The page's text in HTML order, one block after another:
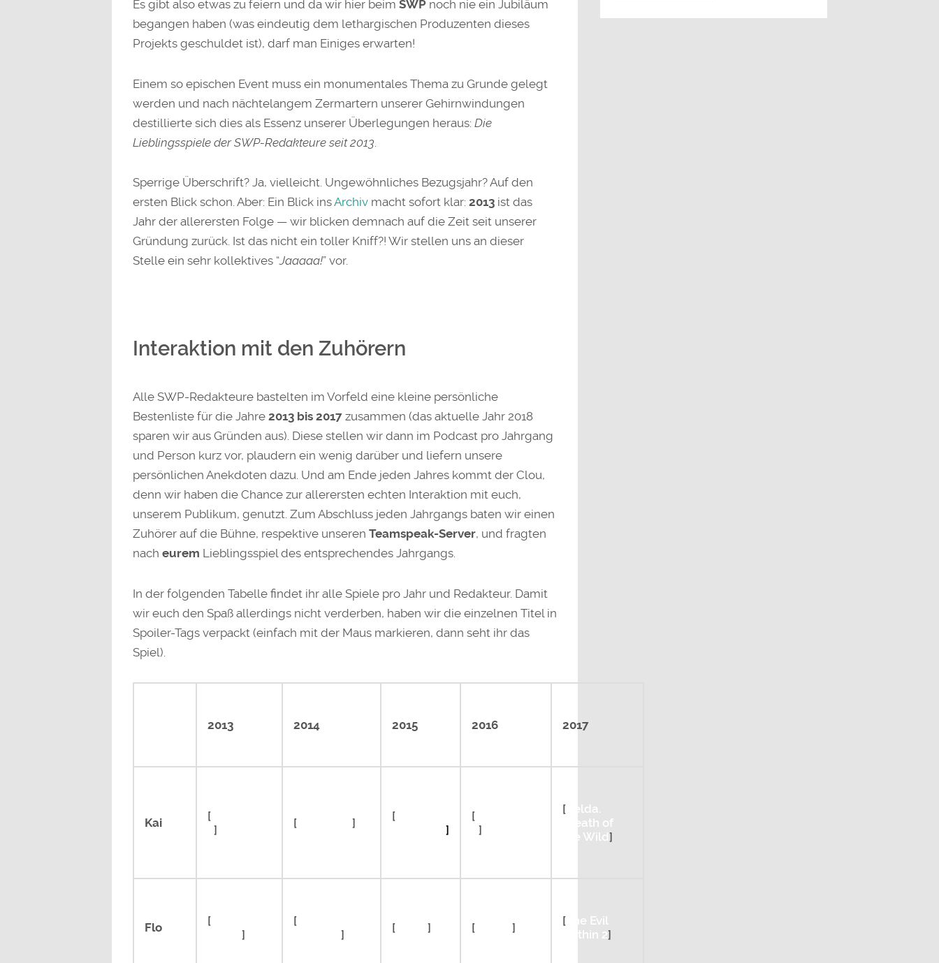
Es gibt also etwas zu feiern und da wir hier beim SWPnoch nie ein Jubiläum
begangen haben (was eindeutig dem lethargischen Produzenten dieses
Projekts geschuldet ist), darf man Einiges erwarten!
Einem so epischen Event muss ein monumentales Thema zu Grunde gelegt
werden und nach nächtelangem Zermartern unserer Gehirnwindungen
destillierte sich dies als Essenz unserer Überlegungen heraus: Die
Lieblingsspiele der SWP-Redakteure seit 2013
Sperrige Überschrift? Ja, vielleicht. Ungewöhnliches Bezugsjahr? Auf den
ersten Blick schon. Aber: Ein Blick insArchivmacht sofort klar: 2013ist das
Jahr der allerersten Folge — wir blicken demnach auf die Zeit seit unserer
Gründung zurück. Ist das nicht ein toller Kniff?! Wir stellen uns an dieser
Stelle ein sehr kollektives “Jaaaaa!” vor.
Interaktion mit den Zuhörern
Alle SWP-Redakteure bastelten im Vorfeld eine kleine persönliche
Bestenliste für die Jahre 2013 bis 2017zusammen (das aktuelle Jahr 2018
sparen wir aus Gründen aus). Diese stellen wir dann im Podcast pro Jahrgang
und Person kurz vor, plaudern ein wenig darüber und liefern unsere
persönlichen Anekdoten dazu. Und am Ende jeden Jahres kommt der Clou,
denn wir haben die Chance zur allerersten echten Interaktion mit euch,
unserem Publikum, genutzt. Zum Abschluss jeden Jahrgangs baten wir einen
Zuhörer auf die Bühne, respektive unseren Teamspeak-Server, und fragten
nach eurem Lieblingsspiel des entsprechendes Jahrgangs.
In der folgenden Tabelle findet ihr alle Spiele pro Jahr und Redakteur. Damit
wir euch den Spaß allerdings nicht verderben, haben wir die einzelnen Titel in
Spoiler-Tags verpackt (einfach mit der Maus markieren, dann seht ihr das
Spiel).
2013 2014 2015 2016 2017
Kai [Civilisation
] [Last of Us ] [Tabletop
]
[Uncharted
]
[Zelda.
Breath of
the Wild]
Flo [Hotline
]
[Alien:
] [Soma ] [DOOM ] [The Evil
Within 2]